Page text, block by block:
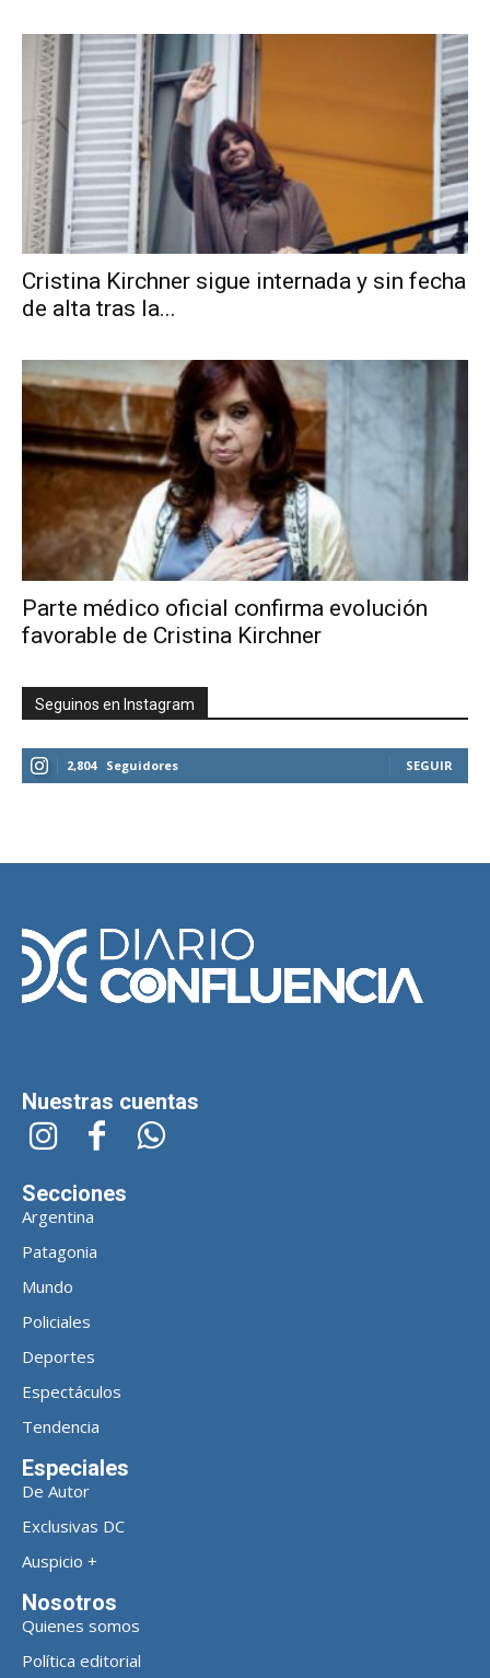
Cristina Kirchner sigue internada y sin fecha
de alta tras la...
Parte médico oficial confirma evolución
favorable de Cristina Kirchner
Seguinos en Instagram
2,804 Seguidores SEGUIR
Nuestras cuentas
Secciones
Argentina
Patagonia
Mundo
Policiales
Deportes
Espectáculos
Tendencia
Especiales
De Autor
Exclusivas DC
Auspicio +
Nosotros
Quienes somos
Política editorial